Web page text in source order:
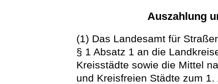
Auszahlung
(1) Das Landesamt für
§ 1 Absatz 1 an die
Kreisstädte sowie die Mittel
und Kreisfreien Städte zum